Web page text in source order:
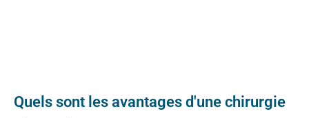
Quels sont les avantages d'une chirurgie